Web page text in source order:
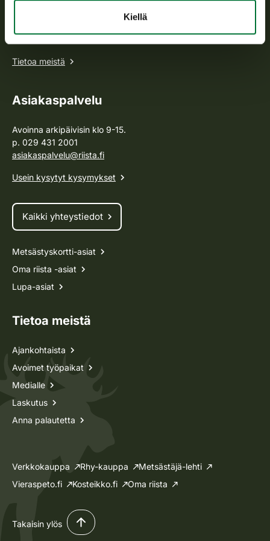
Kiellä
riistanhoitoyhdistysten toimintaa ja huolehtii riistapolitiikan
Tietoa meistä
Asiakaspalvelu
Avoinna arkipäivisin klo 9-15.
p. 029 431 2001
asiakaspalvelu@riista.fi
Usein kysytyt kysymykset
Kaikki yhteystiedot
Metsästyskortti-asiat
Oma riista -asiat
Lupa-asiat
Tietoa meistä
Ajankohtaista
Avoimet työpaikat
Medialle
Laskutus
Anna palautetta
Verkkokauppa Rhy-kauppa
Metsästäjä-lehti
Vieraspeto.fi
Kosteikko.fi Oma riista
Takaisin ylös